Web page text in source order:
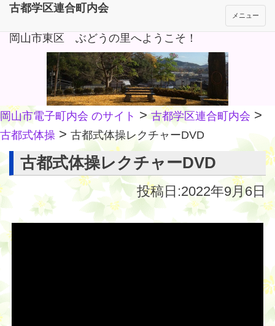
岡山市東区 ぶどうの里へようこそ！
メニュー
古都学区連合町内会
岡山市電子町内会 のサイト >古都学区連合町内会 >
古都式体操 > 古都式体操レクチャーDVD
古都式体操レクチャーDVD
投稿日:2022年9月6日